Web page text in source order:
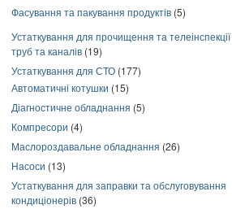
Фасування та пакування продуктів (5)
Устаткування для прочищення та телеінспекції
труб та каналів (19)
Устаткування для СТО (177)
Автоматичні котушки (15)
Діагностичне обладнання (5)
Компресори (4)
Маслороздавальне обладнання (26)
Насоси (13)
Устаткування для заправки та обслуговування
кондиціонерів (36)